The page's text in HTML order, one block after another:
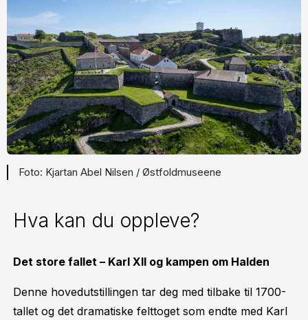
Kjartan Abel Nilsen / Østfoldmuseene
Hva kan du oppleve?
Det store fallet – Karl XII og kampen om Halden
Denne hovedutstillingen tar deg med tilbake til 1700-
tallet og det dramatiske felttoget som endte med Karl